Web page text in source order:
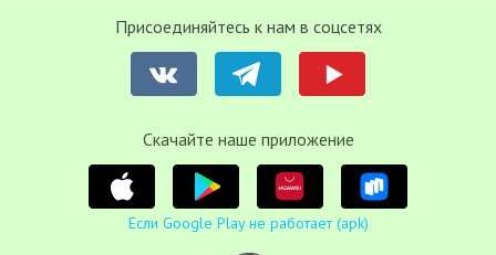
Присоединяйтесь к нам в соцсетях
Cкачайте наше приложение
Если Google Play не работает (apk)